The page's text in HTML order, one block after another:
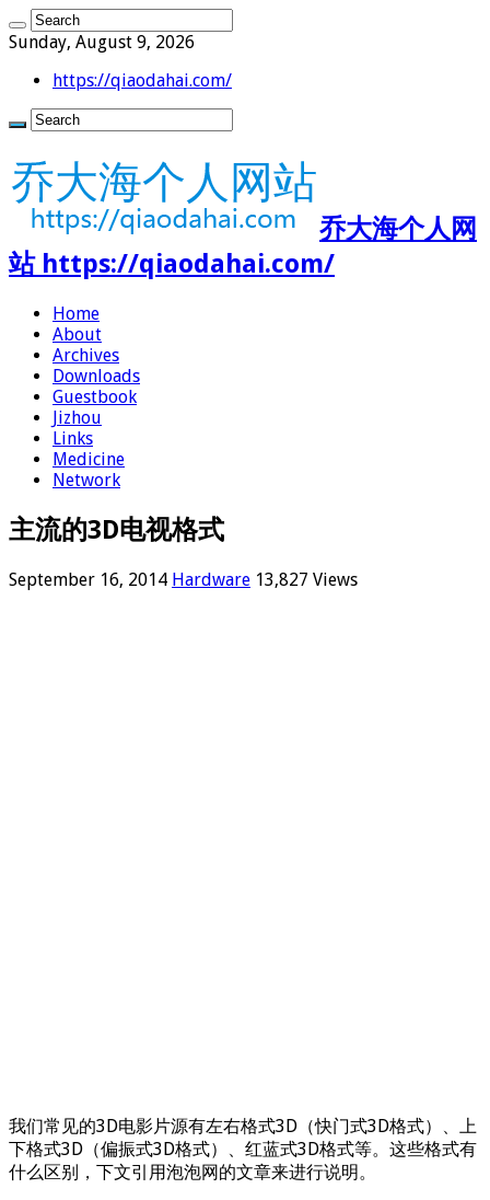
Sunday, August 9, 2026
https://qiaodahai.com/
乔大海个人网
站 https://qiaodahai.com/
Home
About
Archives
Downloads
Guestbook
Jizhou
Links
Medicine
Network
主流的3D电视格式
September 16, 2014 Hardware 13,827 Views
我们常见的3D电影片源有左右格式3D（快门式3D格式）、上
下格式3D（偏振式3D格式）、红蓝式3D格式等。这些格式有
什么区别，下文引用泡泡网的文章来进行说明。